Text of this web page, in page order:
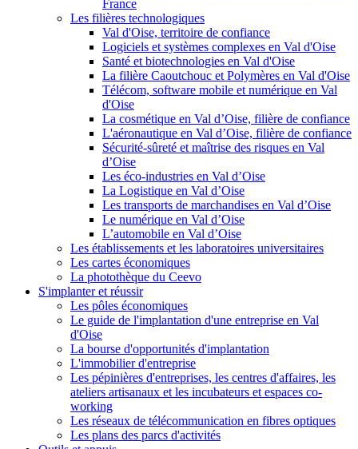
France
Les filières technologiques
Val d'Oise, territoire de confiance
Logiciels et systèmes complexes en Val d'Oise
Santé et biotechnologies en Val d'Oise
La filière Caoutchouc et Polymères en Val d'Oise
Télécom, software mobile et numérique en Val
d'Oise
La cosmétique en Val d’Oise, filière de confiance
L'aéronautique en Val d’Oise, filière de confiance
Sécurité-sûreté et maîtrise des risques en Val
d’Oise
Les éco-industries en Val d’Oise
La Logistique en Val d’Oise
Les transports de marchandises en Val d’Oise
Le numérique en Val d’Oise
L’automobile en Val d’Oise
Les établissements et les laboratoires universitaires
Les cartes économiques
La photothèque du Ceevo
S'implanter et réussir
Les pôles économiques
Le guide de l'implantation d'une entreprise en Val
d'Oise
La bourse d'opportunités d'implantation
L'immobilier d'entreprise
Les pépinières d'entreprises, les centres d'affaires, les
ateliers artisanaux et les incubateurs et espaces co-
working
Les réseaux de télécommunication en fibres optiques
Les plans des parcs d'activités